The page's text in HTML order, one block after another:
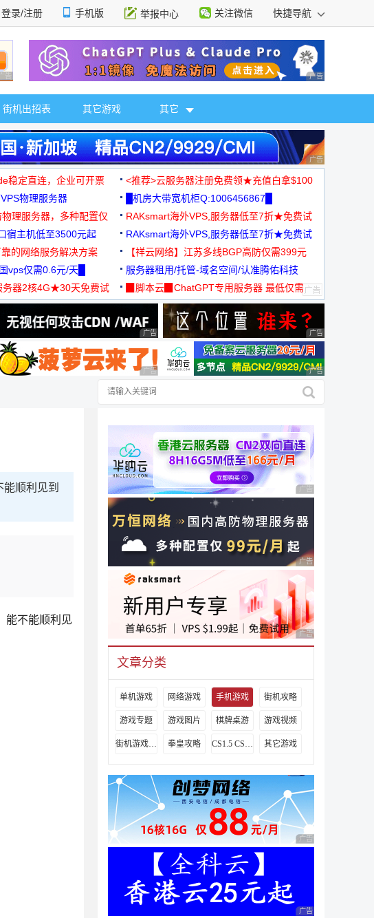
登录/注册 手机版 举报中心 关注微信 快捷导航
告 商业广告，理性选择 广告 商业广告，理
街机出招表 其它游戏 其它
广告 商业广告，理
稳定直连，企业可开票
<推荐>云服务器注册免费领★充值白拿$100
物理服务器
█机房大带宽机柜Q:1006456867█
理服务器，多种配置仅
RAKsmart海外VPS,服务器低至7折★免费试
用★
宿主机低至3500元起
RAKsmart海外VPS,服务器低至7折★免费试
用★
的网络服务解决方案
【祥云网络】江苏多线BGP高防仅需399元
vps仅需0.6元/天█
服务器租用/托管-域名空间/认准腾佑科技
器2核4G★30天免费试
▉脚本云▉ChatGPT专用服务器 最低仅需
19元/月
广告，理性选择 广告 商业广告，理性选择 广告 商业广告，理
广告，理性选择 广告 商业广告，理性选择 广告 商业广告，理
顺利见到
能不能顺利见
广告 商业广告，理性
广告 商业广告，理性
广告 商业广告，理性
文章分类
单机游戏 网络游戏 手机游戏 街机攻略
游戏专题 游戏图片 棋牌桌游 游戏视频
街机游戏出招表 拳皇攻略 CS1.5 CS1.6攻略 其它游戏
广告 商业广告，理性
广告 商业广告，理性